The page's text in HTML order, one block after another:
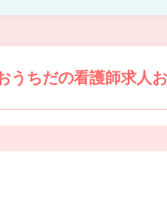
うちだの看護師求人